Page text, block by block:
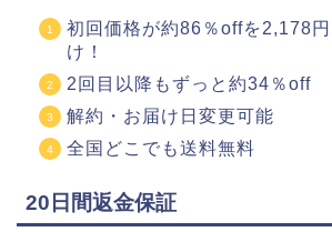
初回価格が約86％offを2,178
け！
2回目以降もずっと約34％off
解約・お届け日変更可能
全国どこでも送料無料
20日間返金保証